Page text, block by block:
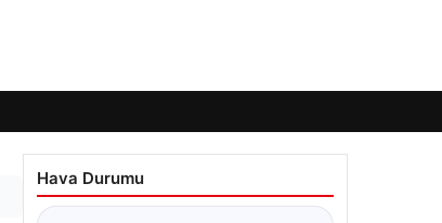
Hava Durumu